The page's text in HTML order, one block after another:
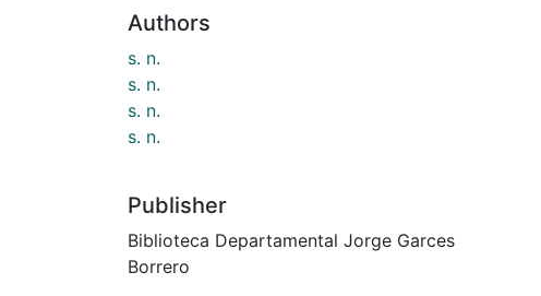
Authors
s. n.
s. n.
s. n.
s. n.
Publisher
Biblioteca Departamental Jorge Garces
Borrero